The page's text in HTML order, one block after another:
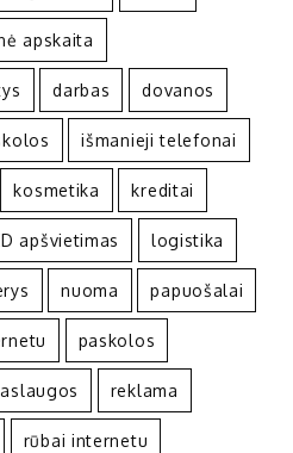
apskaita
darbas dovanos
išmanieji telefonai
kosmetika kreditai
apšvietimas logistika
nuoma papuošalai
paskolos
reklama
rūbai internetu